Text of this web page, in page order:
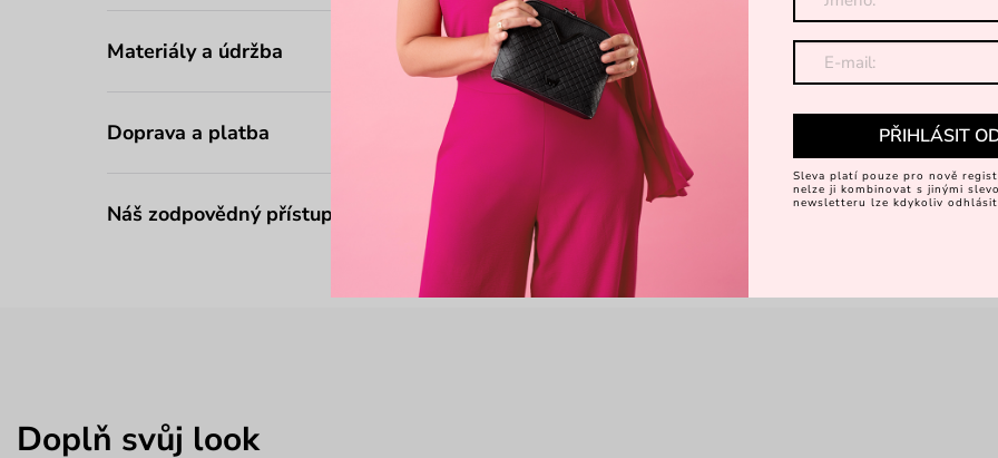
Materiály a údržba
Doprava a platba
Náš zodpovědný přístup
Doplň svůj look
PŘIHLÁSIT
Sleva platí pouze pro nově
nelze ji kombinovat s jinými
newsletteru lze kdykoliv